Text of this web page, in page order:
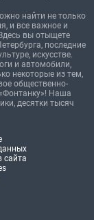
найти не только
и все важное и
вы отыщете
последние
искусстве.
и автомобили,
некоторые из тем,
общественно-
Наша
десятки тысяч
сайта